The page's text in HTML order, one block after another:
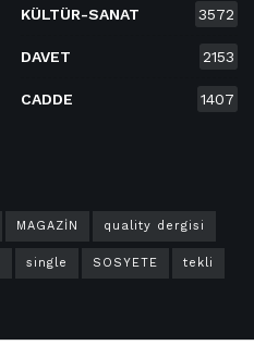
KÜLTÜR-SANAT 3572
DAVET 2153
CADDE 1407
MAGAZİN quality dergisi
single SOSYETE tekli